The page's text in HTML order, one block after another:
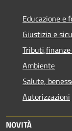
Educazione e
Giustizia e
Ambiente
Salute,
Autorizzazioni
NOVITÀ